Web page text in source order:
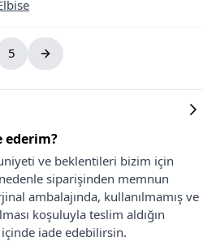
5
ederim?
ve beklentileri bizim için
siparişinden memnun
ambalajında, kullanılmamış ve
koşuluyla teslim aldığın
iade edebilirsin.